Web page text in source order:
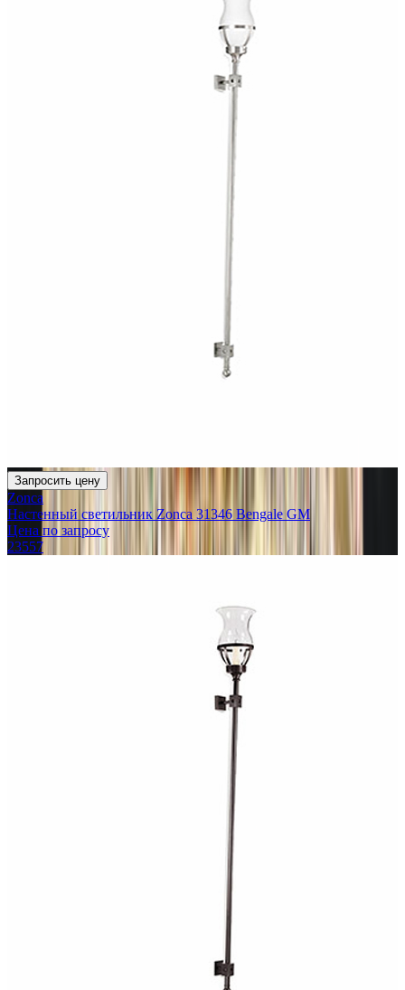
Запросить цену
Zonca
Настенный светильник Zonca 31346 Bengale GM
Цена по запросу
23557